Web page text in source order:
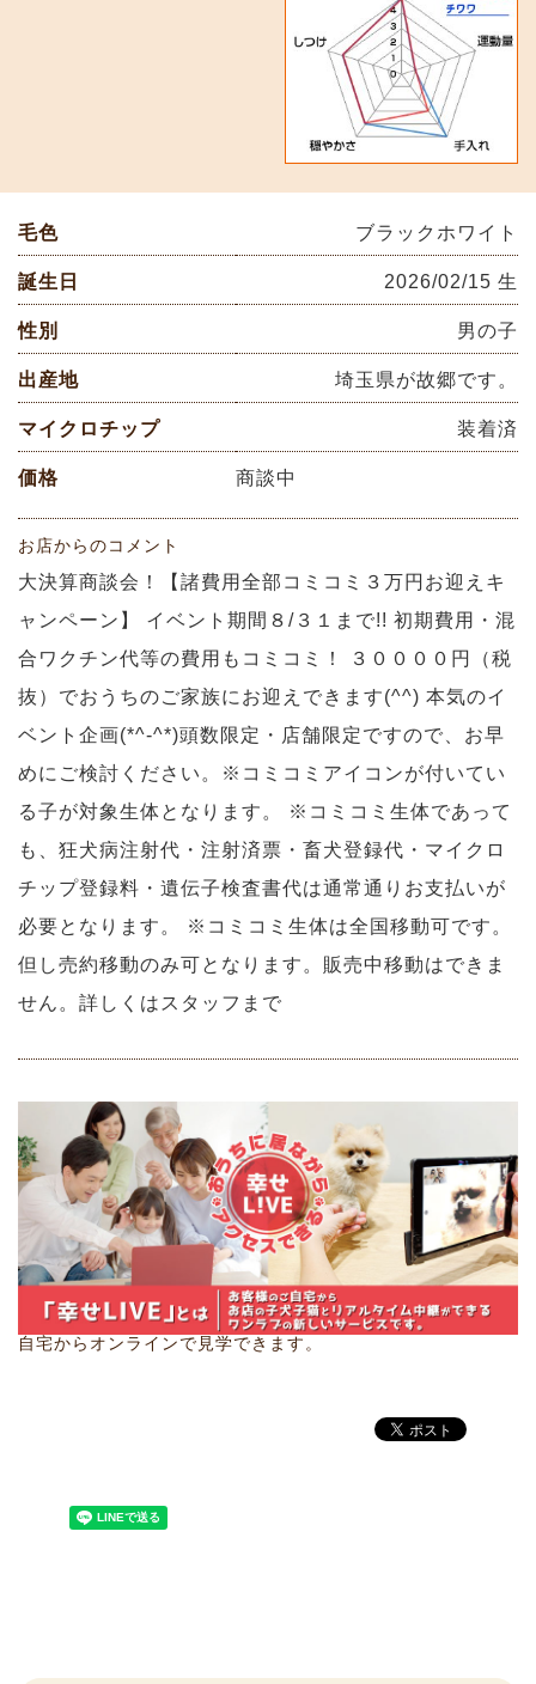
毛色 ブラックホワイト
誕生日 2026/02/15 生
性別 男の子
出産地 埼玉県が故郷です。
マイクロチップ 装着済
価格 商談中
お店からのコメント
大決算商談会！【諸費用全部コミコミ３万円お迎えキ
ャンペーン】 イベント期間８/３１まで!! 初期費用・混
合ワクチン代等の費用もコミコミ！ ３００００円（税
抜）でおうちのご家族にお迎えできます(^^) 本気のイ
ベント企画(*^-^*)頭数限定・店舗限定ですので、お早
めにご検討ください。※コミコミアイコンが付いてい
る子が対象生体となります。 ※コミコミ生体であって
も、狂犬病注射代・注射済票・畜犬登録代・マイクロ
チップ登録料・遺伝子検査書代は通常通りお支払いが
必要となります。 ※コミコミ生体は全国移動可です。
但し売約移動のみ可となります。販売中移動はできま
せん。詳しくはスタッフまで
自宅からオンラインで見学できます。